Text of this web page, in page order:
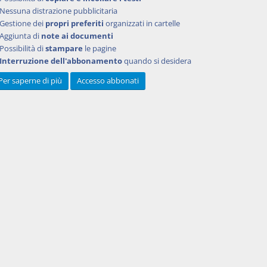
prima
23, è
Nessuna distrazione pubblicitaria
Gestione dei propri preferiti organizzati in cartelle
Aggiunta di note ai documenti
Possibilità distampare le pagine
Interruzione dell'abbonamentoquando si desidera
saperne di più
Accesso abbonati